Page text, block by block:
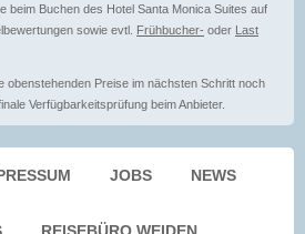
beim Buchen des Hotel Santa Monica Suites auf
sowie evtl. Frühbucher- oder Last
obenstehenden Preise im nächsten Schritt noch
Verfügbarkeitsprüfung beim Anbieter.
JOBS NEWS
REISEBÜRO WEIDEN